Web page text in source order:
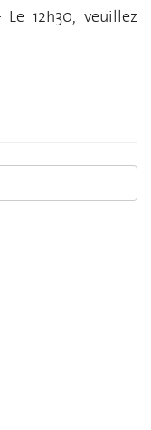
12h30, veuillez